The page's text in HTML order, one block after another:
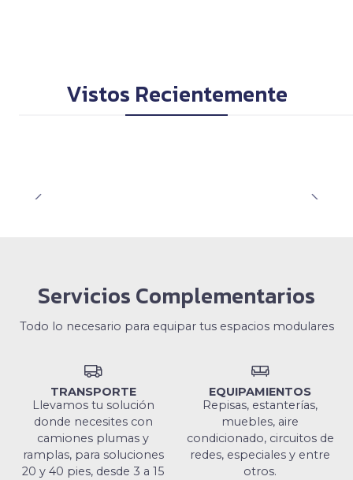
Vistos Recientemente
Servicios Complementarios
Todo lo necesario para equipar tus espacios modulares
TRANSPORTE
Llevamos tu solución
donde necesites con
camiones plumas y
ramplas, para soluciones
20 y 40 pies, desde 3 a 15
EQUIPAMIENTOS
Repisas, estanterías,
muebles, aire
condicionado, circuitos de
redes, especiales y entre
otros.